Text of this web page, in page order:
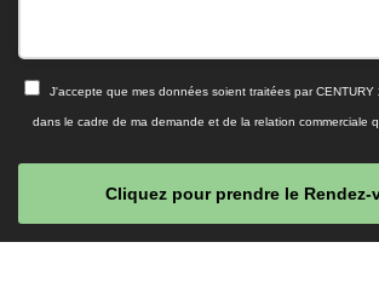
J'accepte que mes données soient traitées par
dans le cadre de ma demande et de la relation commerciale
Cliquez pour prendre le Rendez-